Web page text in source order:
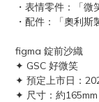
・表情零件：「微
・配件：「奧利
figma 錠前沙織
✦ GSC 好微笑
✦ 預定上市日：
✦ 尺寸：約165mm